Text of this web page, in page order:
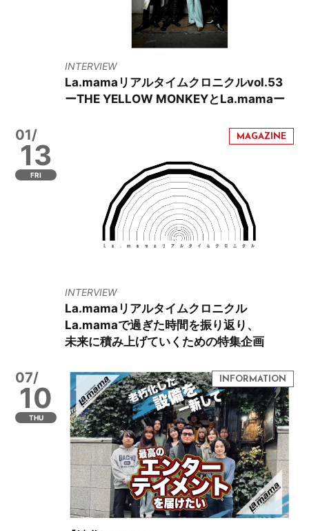
INTERVIEW
La.mamaリアルタイムクロニクルvol.53
ーTHE YELLOW MONKEYとLa.mamaー
01/
13
FRI
INTERVIEW
La.mamaリアルタイムクロニクル
La.mamaで過ぎた時間を振り返り、
未来に積み上げていくための特集企画
07/
10
THU